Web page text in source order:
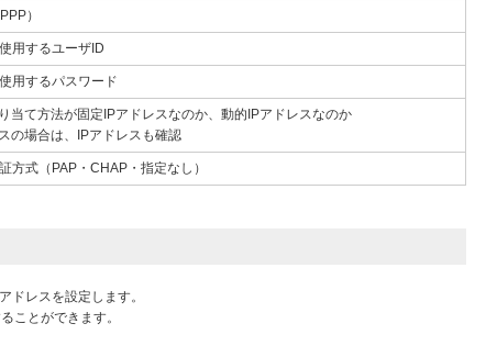
）
用するユーザID
用するパスワード
当て方法が固定IPアドレスなのか、動的IPアドレスなのか
の場合は、IPアドレスも確認
方式（PAP・CHAP・指定なし）
ドレスを設定します。
ことができます。